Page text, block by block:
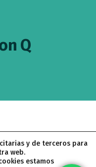
Q
DE CONTRATACIÓN
y de terceros para
web.
estamos